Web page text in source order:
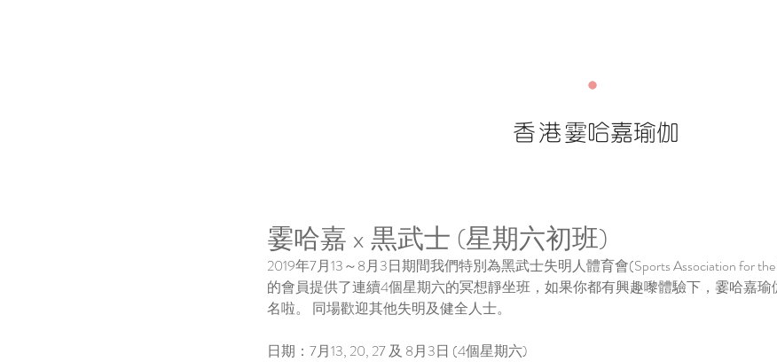
霎哈嘉 x 黒武士 (星期六初班)
2019年7月13～8月3日期間我們特別為黑武士失明人體育會(Sports Association for the
的會員提供了連續4個星期六的冥想靜坐班，如果你都有興趣嚟體驗下，霎哈嘉
名啦。 同場歡迎其他失明及健全人士。
日期：7月13, 20, 27 及 8月3日 (4個星期六)
香港霎哈嘉瑜伽